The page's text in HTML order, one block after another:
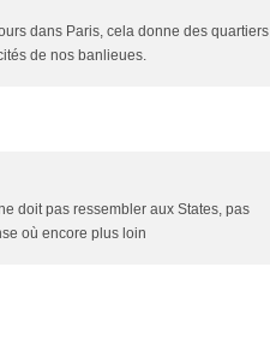
dans Paris, cela donne des quartiers
de nos banlieues.
doit pas ressembler aux States, pas
où encore plus loin